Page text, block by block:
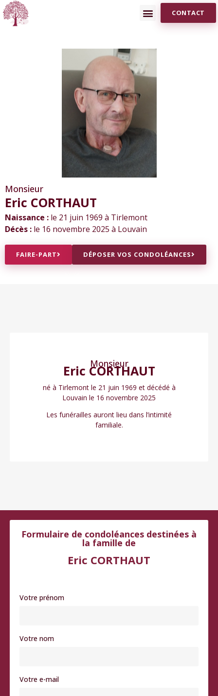
CONTACT
Monsieur
Eric CORTHAUT
Naissance : le 21 juin 1969 à Tirlemont
Décès : le 16 novembre 2025 à Louvain
FAIRE-PART DÉPOSER VOS CONDOLÉANCES
Monsieur
Eric CORTHAUT
né à Tirlemont le 21 juin 1969 et décédé à
Louvain le 16 novembre 2025
Les funérailles auront lieu dans l’intimité
familiale.
Formulaire de condoléances destinées à
la famille de
Eric CORTHAUT
Votre prénom
Votre nom
Votre e-mail